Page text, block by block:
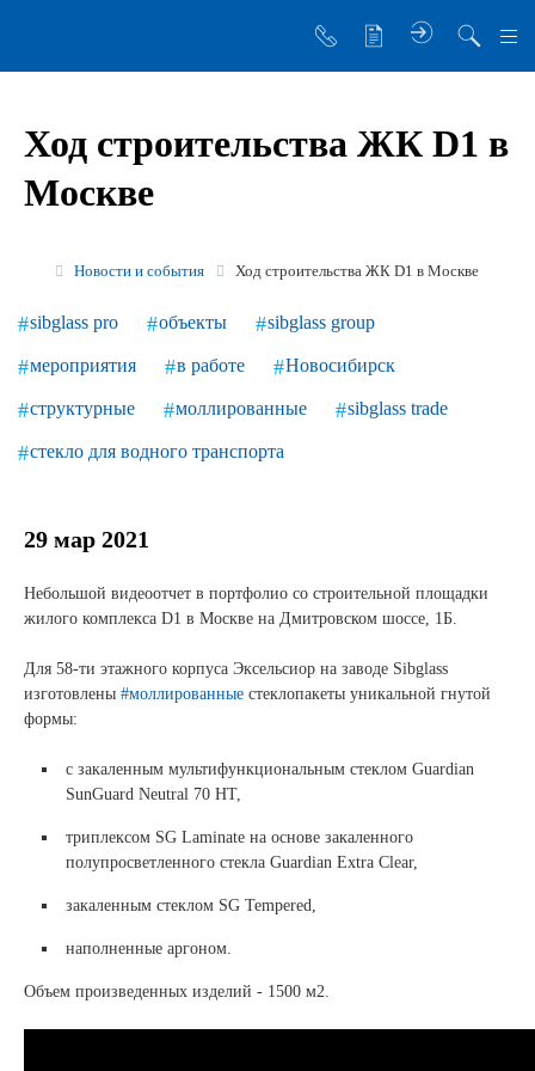
Управляющая компания
Sibglass Trade
Новости и события
Продажа недвижимости
Продукция
Стекло для строительства и интерьера
Стекло для машиностроения
заказчиков
Ход строительства ЖК D1 в
Москве
Новости и события Ход строительства ЖК D1 в Москве
29 мар 2021
Небольшой видеоотчет в портфолио со строительной площадки
жилого комплекса D1 в Москве на Дмитровском шоссе, 1Б.
Для 58-ти этажного корпуса Эксельсиор на заводе Sibglass
изготовлены #моллированные стеклопакеты уникальной гнутой
формы:
с закаленным мультифункциональным стеклом Guardian
SunGuard Neutral 70 HT,
триплексом SG Laminate на основе закаленного
полупросветленного стекла Guardian Еxtra Clear,
закаленным стеклом SG Tempered,
наполненные аргоном.
Объем произведенных изделий - 1500 м2.
sibglass pro объекты sibglass group
мероприятия в работе Новосибирск
структурные моллированные sibglass trade
стекло для водного транспорта